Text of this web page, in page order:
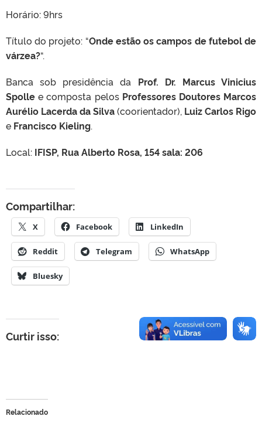
Horário: 9hrs
Título do projeto: “Onde estão os campos de futebol de
várzea?“.
Banca sob presidência da Prof. Dr. Marcus Vinicius
Spolle e composta pelos Professores Doutores Marcos
Aurélio Lacerda da Silva(coorientador), Luiz Carlos Rigo
e Francisco Kieling.
Local: IFISP, Rua Alberto Rosa, 154 sala: 206
Compartilhar:
X Facebook LinkedIn
Reddit Telegram WhatsApp
Bluesky
Curtir isso:
Relacionado